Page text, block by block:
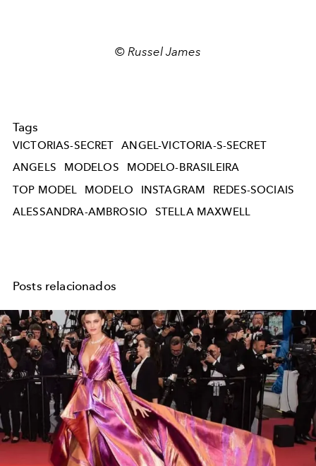
© Russel James
Tags
VICTORIAS-SECRET
ANGEL-VICTORIA-S-SECRET
ANGELS
MODELOS
MODELO-BRASILEIRA
TOP MODEL
MODELO INSTAGRAM
REDES-SOCIAIS
ALESSANDRA-AMBROSIO
STELLA MAXWELL
Posts relacionados